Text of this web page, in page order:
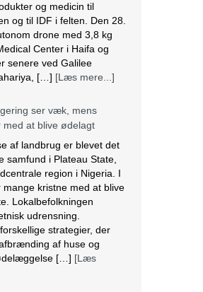
og medicin til
og til IDF i felten. Den 28.
drone med 3,8 kg
Center i Haifa og
senere ved Galilee
[…] [Læs mere...]
ser væk, mens
at blive ødelagt
af landbrug er blevet det
samfund i Plateau State,
region i Nigeria. I
kristne med at blive
Lokalbefolkningen
udrensning.
strategier, der
af huse og
[…] [Læs